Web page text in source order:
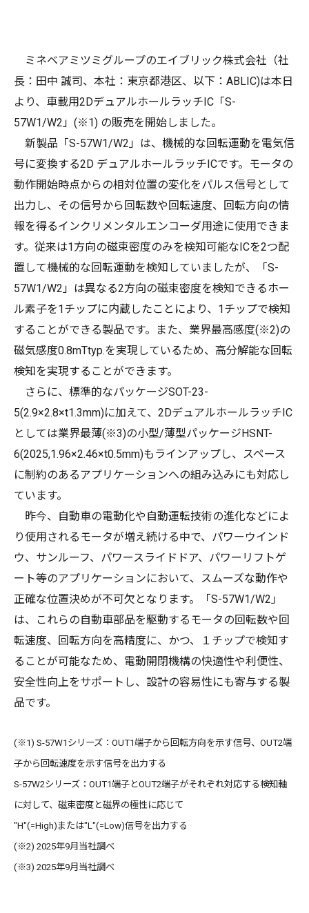
ミネベアミツミグループのエイブリック株式会社（社
長：田中 誠司、本社：東京都港区、以下：ABLIC)は本日
より、車載用2DデュアルホールラッチIC「S-
57W1/W2」(※1) の販売を開始しました。
新製品「S-57W1/W2」は、機械的な回転運動を電気信
号に変換する2D デュアルホールラッチICです。モータの
動作開始時点からの相対位置の変化をパルス信号として
出力し、その信号から回転数や回転速度、回転方向の情
報を得るインクリメンタルエンコーダ用途に使用できま
す。従来は1方向の磁束密度のみを検知可能なICを2つ配
置して機械的な回転運動を検知していましたが、「S-
57W1/W2」は異なる2方向の磁束密度を検知できるホー
ル素子を1チップに内蔵したことにより、1チップで検知
することができる製品です。また、業界最高感度(※2)の
磁気感度0.8mTtyp.を実現しているため、高分解能な回転
検知を実現することができます。
さらに、標準的なパッケージSOT-23-
5(2.9×2.8×t1.3mm)に加えて、2DデュアルホールラッチIC
としては業界最薄(※3)の小型/薄型パッケージHSNT-
6(2025,1.96×2.46×t0.5mm)もラインアップし、スペース
に制約のあるアプリケーションへの組み込みにも対応し
ています。
昨今、自動車の電動化や自動運転技術の進化などによ
り使用されるモータが増え続ける中で、パワーウインド
ウ、サンルーフ、パワースライドドア、パワーリフトゲ
ート等のアプリケーションにおいて、スムーズな動作や
正確な位置決めが不可欠となります。「S-57W1/W2」
は、これらの自動車部品を駆動するモータの回転数や回
転速度、回転方向を高精度に、かつ、１チップで検知す
ることが可能なため、電動開閉機構の快適性や利便性、
安全性向上をサポートし、設計の容易性にも寄与する製
品です。
(※1) S-57W1シリーズ：OUT1端子から回転方向を示す信号、OUT2端
子から回転速度を示す信号を出力する
S-57W2シリーズ：OUT1端子とOUT2端子がそれぞれ対応する検知軸
に対して、磁束密度と磁界の極性に応じて
"H"(=High)または"L"(=Low)信号を出力する
(※2) 2025年9月当社調べ
(※3) 2025年9月当社調べ